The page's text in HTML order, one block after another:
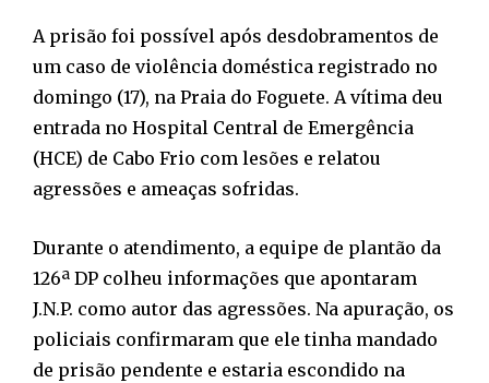
A prisão foi possível após desdobramentos de
um caso de violência doméstica registrado no
domingo (17), na Praia do Foguete. A vítima deu
entrada no Hospital Central de Emergência
(HCE) de Cabo Frio com lesões e relatou
agressões e ameaças sofridas.
Durante o atendimento, a equipe de plantão da
126ª DP colheu informações que apontaram
J.N.P. como autor das agressões. Na apuração, os
policiais confirmaram que ele tinha mandado
de prisão pendente e estaria escondido na